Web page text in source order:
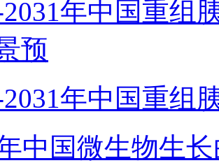
2031年中国重组
预
2031年中国重组
中国微生物生